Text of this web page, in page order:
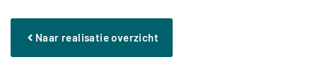
Naar realisatie overzicht